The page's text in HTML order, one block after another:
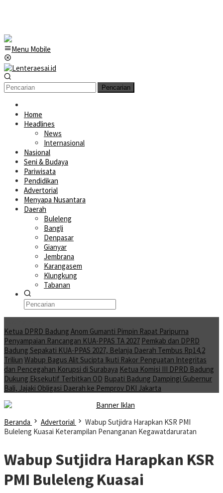
Menu Mobile
Pencarian
Home
Headlines
News
Internasional
Nasional
Seni & Budaya
Pariwisata
Pendidikan
Advertorial
Menyapa Nusantara
Daerah
Buleleng
Bangli
Denpasar
Gianyar
Jembrana
Karangasem
Klungkung
Tabanan
Ketua DPRD Badung Anom Gumanti Pimpin Rapat Paripurna
Penyampaian Rancangan KUA-PPAS TA 2027 Pemkab dan DPRD
Badung Sepakati KUA-PPAS 2027, Belanja Daerah Tembus Rp14,2
Triliun Wabup Bagus Alit Sucipta Ikuti Rakor Penguatan Integritas
dan Pencegahan Korupsi di Surabaya Ketua Komisi III DPRD Badung
Dukung Eksekutif Terbitkan OD Bupati Badung Dampingi Gubernur
Bali, Jajaki Obligasi Daerah ke Pemprov DKI Jakarta
Beranda Advertorial
Wabup Sutjidra Harapkan KSR PMI
Buleleng Kuasai Keterampilan Penanganan Kegawatdaruratan
Wabup Sutjidra Harapkan KSR
PMI Buleleng Kuasai